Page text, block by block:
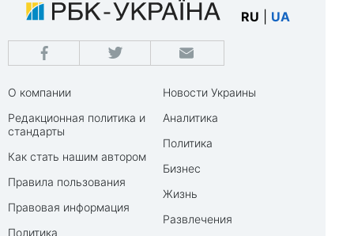
RU UA
О компании
Редакционная политика и
стандарты
Как стать нашим автором
Правила пользования
Правовая информация
Политика
Новости Украины
Аналитика
Политика
Бизнес
Жизнь
Развлечения